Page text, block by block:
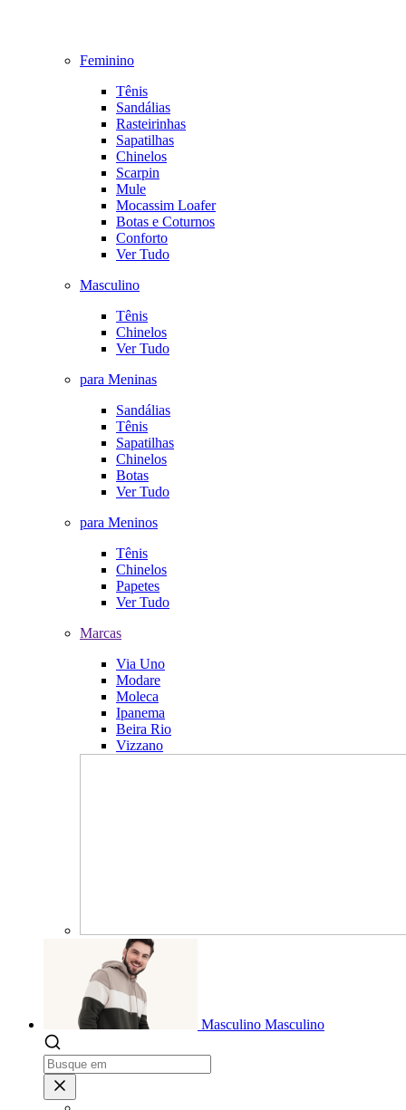
Feminino
Tênis
Sandálias
Rasteirinhas
Sapatilhas
Chinelos
Scarpin
Mule
Mocassim Loafer
Botas e Coturnos
Conforto
Ver Tudo
Masculino
Tênis
Chinelos
Ver Tudo
para Meninas
Sandálias
Tênis
Sapatilhas
Chinelos
Botas
Ver Tudo
para Meninos
Tênis
Chinelos
Papetes
Ver Tudo
Marcas
Via Uno
Modare
Moleca
Ipanema
Beira Rio
Vizzano
Masculino Masculino